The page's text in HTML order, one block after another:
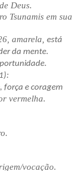
Deus.
Tsunamis em sua
amarela, está
da mente.
força e coragem
vermelha.
vocação.